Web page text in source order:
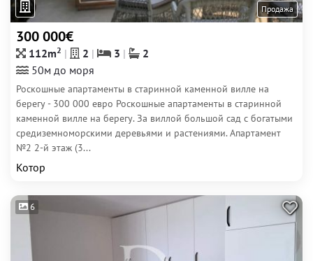
Продажа
300 000€
112m2 2 3
2
50м до моря
Роскошные апартаменты в старинной каменной вилле на
берегу - 300 000 евро Роскошные апартаменты в старинной
каменной вилле на берегу. За виллой большой сад с богатыми
средиземноморскими деревьями и растениями. Апартамент
№2 2-й этаж (3...
Котор
6